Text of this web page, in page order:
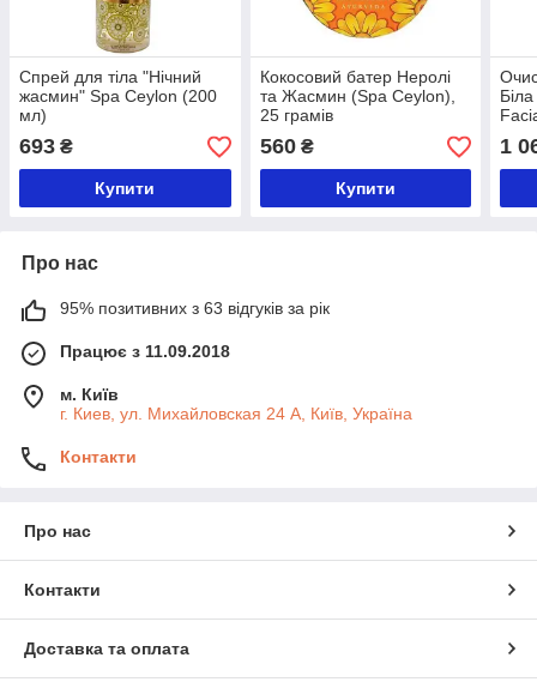
Спрей для тіла "Нічний
жасмин" Spa Ceylon (200
мл)
693 ₴
Купити
Кокосовий батер Неролі
та Жасмин (Spa Ceylon),
25 грамів
560₴
Купити
1
Про нас
95% позитивних з 63 відгуків за рік
Працює з 11.09.2018
м. Київ
г. Киев, ул. Михайловская 24 А, Київ, Україна
Контакти
Про нас
Контакти
Доставка та оплата